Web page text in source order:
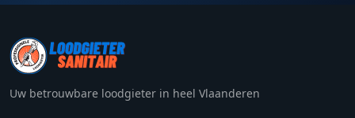
Uw betrouwbare loodgieter in heel Vlaanderen